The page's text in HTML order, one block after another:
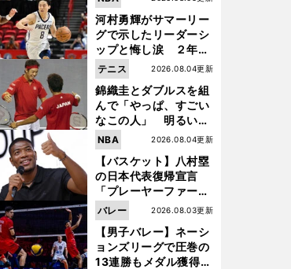
河村勇輝がサマーリー
グで示したリーダーシ
ップと悔し涙 ２年ぶ
りの日本代表の舞台を
糧に３年目のNBA挑戦
は続く
錦織圭とダブルスを組
んで「やっぱ、すごい
なこの人」 明るい表
情と言葉で内山靖崇の
迷いを払ってくれた
2026.08.04更新
テニス
【バスケット】八村塁
の日本代表復帰宣言
「プレーヤーファース
ト」を説き続けた信念
と日本協会の変化
2026.08.04更新
NBA
【男子バレー】ネーシ
ョンズリーグで圧巻の
13連勝もメダル獲得な
2026.08.03更新
バレー